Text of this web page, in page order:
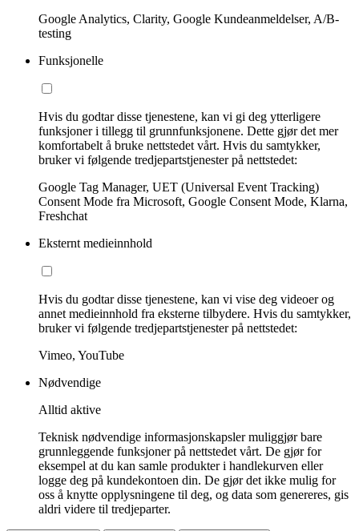
Google Analytics, Clarity, Google Kundeanmeldelser, A/B-
testing
Funksjonelle
Hvis du godtar disse tjenestene, kan vi gi deg ytterligere
funksjoner i tillegg til grunnfunksjonene. Dette gjør det mer
komfortabelt å bruke nettstedet vårt. Hvis du samtykker,
bruker vi følgende tredjepartstjenester på nettstedet:
Google Tag Manager, UET (Universal Event Tracking)
Consent Mode fra Microsoft, Google Consent Mode, Klarna,
Freshchat
Eksternt medieinnhold
Hvis du godtar disse tjenestene, kan vi vise deg videoer og
annet medieinnhold fra eksterne tilbydere. Hvis du samtykker,
bruker vi følgende tredjepartstjenester på nettstedet:
Vimeo, YouTube
Nødvendige
Alltid aktive
Teknisk nødvendige informasjonskapsler muliggjør bare
grunnleggende funksjoner på nettstedet vårt. De gjør for
eksempel at du kan samle produkter i handlekurven eller
logge deg på kundekontoen din. De gjør det ikke mulig for
oss å knytte opplysningene til deg, og data som genereres, gis
aldri videre til tredjeparter.